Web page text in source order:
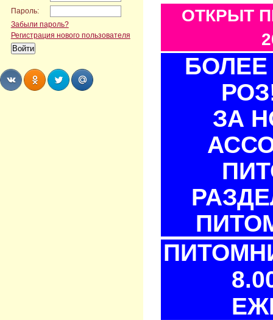
Пароль:
Забыли пароль?
Регистрация нового пользователя
ОТКРЫТ
БОЛЕЕ
ЗА